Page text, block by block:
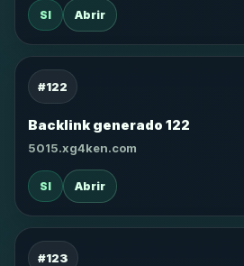
SI Abrir
#122
Backlink generado 122
5015.xg4ken.com
SI Abrir
#123